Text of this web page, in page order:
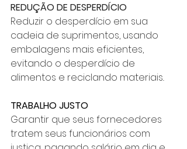
REDUÇÃO DE DESPERDÍCIO
Reduzir o desperdício em sua
cadeia de suprimentos, usando
embalagens mais eficientes,
evitando o desperdício de
alimentos e reciclando materiais..
TRABALHO JUSTO
Garantir que seus fornecedores
tratem seus funcionários com